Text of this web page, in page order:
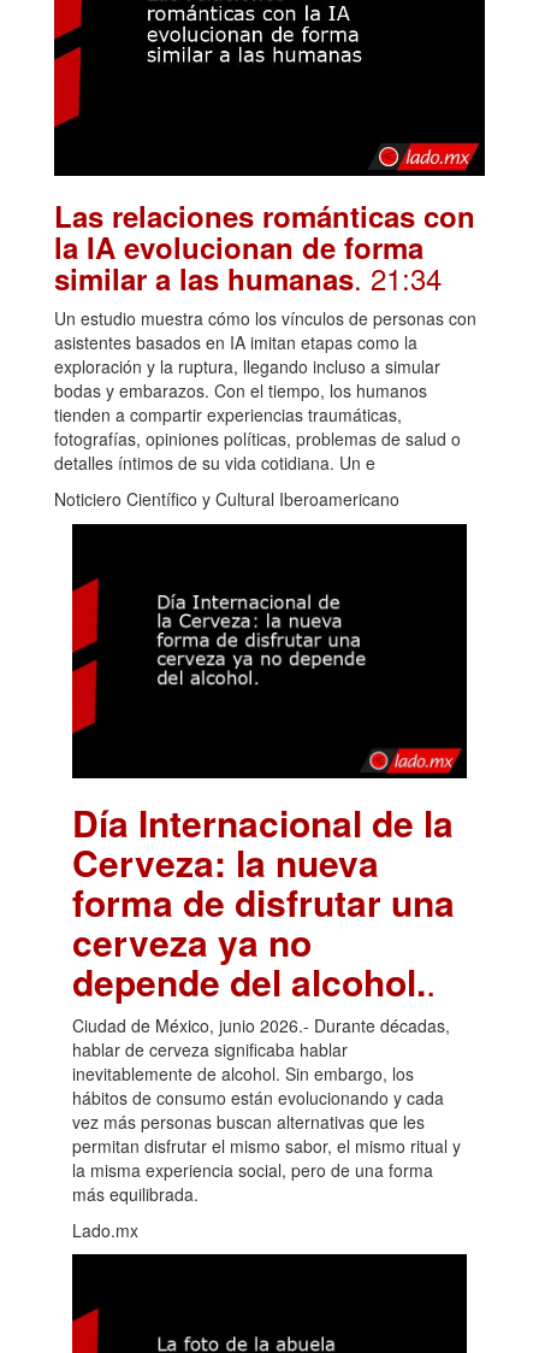
Las relaciones románticas con
la IA evolucionan de forma
similar a las humanas. 21:34
Un estudio muestra cómo los vínculos de personas con
asistentes basados en IA imitan etapas como la
exploración y la ruptura, llegando incluso a simular
bodas y embarazos. Con el tiempo, los humanos
tienden a compartir experiencias traumáticas,
fotografías, opiniones políticas, problemas de salud o
detalles íntimos de su vida cotidiana. Un e
Noticiero Científico y Cultural Iberoamericano
Día Internacional de la
Cerveza: la nueva
forma de disfrutar una
cerveza ya no
depende del alcohol..
Ciudad de México, junio 2026.- Durante décadas,
hablar de cerveza significaba hablar
inevitablemente de alcohol. Sin embargo, los
hábitos de consumo están evolucionando y cada
vez más personas buscan alternativas que les
permitan disfrutar el mismo sabor, el mismo ritual y
la misma experiencia social, pero de una forma
más equilibrada.
Lado.mx